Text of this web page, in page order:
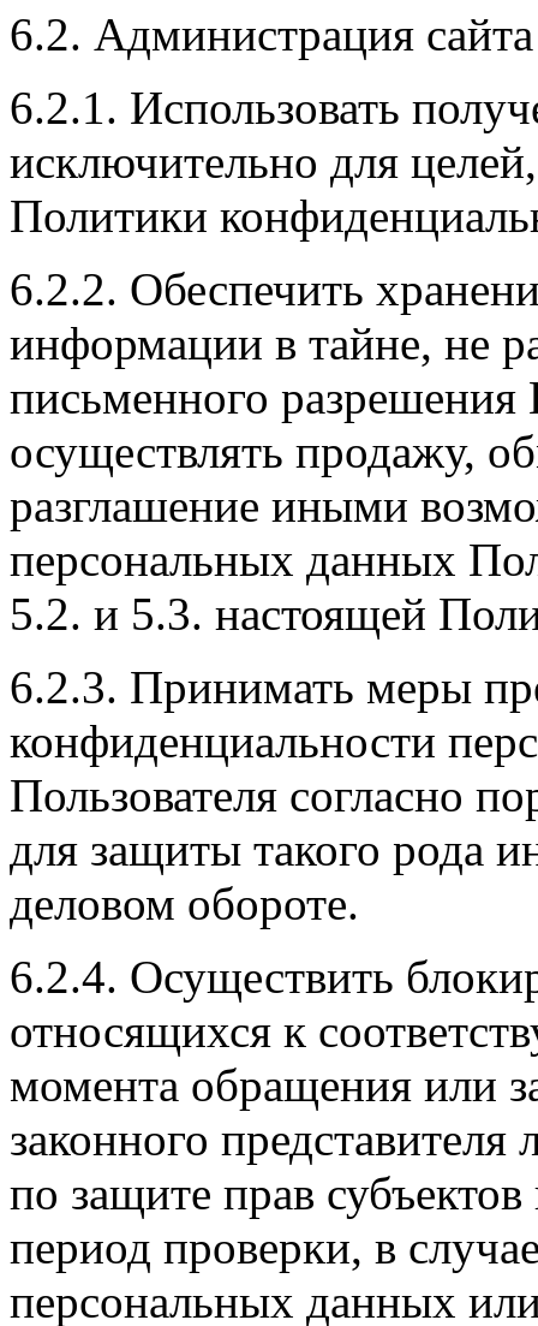
6.2. Администрация
6.2.1. Использовать
исключительно для
Политики
6.2.2. Обеспечить
информации в тайне, не
письменного разрешения
осуществлять продажу,
разглашение иными
персональных данных
5.2. и 5.3. настоящей
6.2.3. Принимать меры
конфиденциальности
Пользователя согласно
для защиты такого рода
деловом обороте.
6.2.4. Осуществить
относящихся к
момента обращения или
законного
по защите прав
период проверки, в
персональных данных